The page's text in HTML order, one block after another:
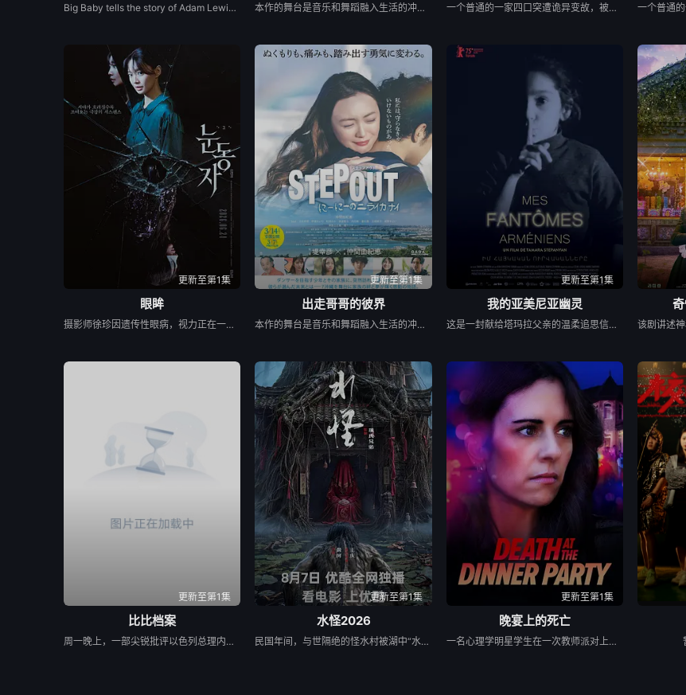
Big Baby tells the story of Adam Lewis, a successful horror screenwriter struggling for inspiration for his latest script. After a graphic and realistic nightmare of a hulking man dressed in a baby mask and onesie who axe murders his girlfriend Kate in the middle of the night, Adam gets the inspiration he needs for his new screenplay. Excited about the direction his story is taking, he starts losing himself in his script. Things are better than ever for Adam and Kate until “Big Baby” starts appearing in real life and tormenting and killing victims fueled by his own revenge. Characters from Adam’s script begin to pay him visits pleading for their lives, and he quickly realizes he holds their fate in his hands. Power and fear completely consume Adam until his girlfriend Kate is terrified of the man she once loved. 本作的舞台是音乐和舞蹈融入生活的冲绳。与母亲朱音、妹妹舞一起生活的照屋踊，憧憬舞蹈学校的丽莎，开始了舞蹈生涯。朱音为了支撑家数在酒吧工作，不擅长与人打交道的舞总是在学校前专心地注视着哥哥的身影。不久，踊与丽莎组成一对，绽放了她的才能。 一个普通的一家四口突遭诡异变故，被困在自家房屋中超过 1000 天无法出门。在资源消耗殆尽与未知神秘威胁的双重逼迫下，一家人必须想方设法联手求生，打破这间禁锢生命的困局。
更新至第1集
眼眸
摄影师徐珍因遗传性眼病，视力正在一天天衰退。双胞胎妹妹徐仁的离奇死亡，被警方定性为自杀，但她笃定其中另有隐情。不顾身边人的劝阻，徐珍顶着逐渐失明的身体状况，执意追查真相。随着调查深入，一股看不见的力量始终如影随形，不断扭曲她的感知，将她拖入恐惧与偏执的深渊。在彻底坠入黑暗之前，她必须揭开妹妹死亡背后的秘密。
更新至第1集
出走哥哥的彼界
本作的舞台是音乐和舞蹈融入生活的冲绳。与母亲朱音、妹妹舞一起生活的照屋踊，憧憬舞蹈学校的丽莎，开始了舞蹈生涯。朱音为了支撑家数在酒吧工作，不擅长与人打交道的舞总是在学校前专心地注视着哥哥的身影。不久，踊与丽莎组成一对，绽放了她的才能。
更新至第1集
我的亚美尼亚幽灵
这是一封献给塔玛拉父亲的温柔追思信，她的父亲曾是苏联亚美尼亚的电影演员。塔玛拉从小就在电视上目睹了他的风采，而她自己后来也成为了一名电影制作人。影片带领观众进行了一场迷人的梦游，穿越亚美尼亚电影历史的景观。
更新至第1集
比比档案
周一晚上，一部尖锐批评以色列总理内塔尼亚胡(Benjamin Netanyahu)的纪录片在多伦多一所爆满的房子前首映，这是TIFF历史上最具爆炸性的纪录片之一，尽管内塔尼亚胡做了最后的努力加以阻止。 由亚历克斯·吉布尼(Alex Gibney)制作、亚历克西斯·布鲁姆(Alexis Bloom)执导的《比比档案》(Bibi Files)包含了内塔尼亚胡因腐败指控接受以色列警方审讯的从未公开的视频，这一调查导致内塔尼亚胡在2019年被起诉。在去年年底泄露给吉布尼的一段视频中，可以看到内塔尼亚胡与审讯人员发生争执，否认他不当接受了包括好莱坞制片人阿农·米尔坎和拉斯维加斯赌场大亨谢尔登·阿德尔森在内的富有支持者的昂贵礼物。警方讯问米尔坎、阿德尔森以及内塔尼亚胡的妻子萨拉和长子亚伊尔的视频也被泄露给吉布尼，并在纪录片中占据重要位置。 周一早些时候，耶路撒冷地方法院驳回了内塔尼亚胡将该片从TIFF放映名单上撤下的企图。总理在诉讼中称，在影片中出演的调查记者、纪录片制片人之一拉维夫·德鲁克(Raviv Drucker)泄露视频违反了以色列法律。但没有证据表明德鲁克是泄密的幕后主使，在首映后，吉布尼明确表示，他不会确定是谁给了他这些材料。在这一点上，他只会说，“一个线人来找我说，‘我有一些录像带’——你在这里看到的审讯视频——‘我想你会对它们感兴趣，也许你可以把它们拍成电影。’”这是在2023年末。我找到了。我看着他们，印象非常深刻。”他说，后来他找了布鲁姆来导演这部电影，布鲁姆曾与他合作过之前的项目。 在纪录片中看到的视频中，紧张的内塔尼亚胡僵硬地坐在桌子后面，面对着至少三名审讯者。当被问及他是否强迫朋友们用高级香槟和顶级雪茄(每盒1000美元)奖励他，以及他是否知道他的妻子收到了米尔坎送的价值4.2万美元的宝石手镯作为礼物时，他经常回答:“我不记得了”。(在影片后期，内塔尼亚胡的朋友谈到他对人名和细节的惊人记忆，含蓄地质疑他在审讯过程中的诚实程度)。 为了这部电影，布鲁姆采访了记者德鲁克，以及其他反对内塔尼亚胡右翼政治的以色列知名人士，还有总理的前家庭工作人员，甚至还有一位老朋友变成的批评者，他说内塔尼亚胡“左倾右倾”。这些观察人士不仅指责内塔尼亚胡严重腐败，还声称他对以色列司法进行了一项极具争议的改革，以逃避司法审判。这部电影表明，针对拟议的司法改革的大规模公众抗议分散了以色列的防御姿态，使该国容易受到哈马斯10月7日野蛮偷袭的攻击。 影片中的几位观察人士声称，内塔尼亚胡对哈马斯采取了“全面胜利”的政策，部分原因是为了安抚他的内阁中极右翼成员，他需要他们的支持才能保持执政联盟的团结。最令人震惊的是，这部纪录片显示，内塔尼亚胡玩忽地抛弃了仍被哈马斯扣押的人质，优先考虑继续袭击，而不是可能导致人质获释的停火谈判。“一场永远的战争符合他的利益，”一位评论家在影片中说——意思是，以色列处于战争状态的时间越长，内塔尼亚胡面临起诉的可能性就越小。另一位观察家评论道:“他想要不稳定。在某种程度上，他需要它。” 如果这幅画像还不够负面的话，布鲁姆告诉TIFF的观众，她从内塔尼亚胡的许多内部人士那里听到了私下谴责他的声音。 “我和内塔尼亚胡非常亲近的人谈过，包括他的前幕僚长，以色列情报机构的前负责人，所有这些身居高位的肌肉发达的人，他们私下和我谈了好几个小时，好几个小时，很多次……他们会说，‘他做的事太可怕了。他太不诚实了，’”布鲁姆回忆道。他说:“他们对内塔尼亚胡的不诚实有着强烈的感觉，以至于他们和我在耶路撒冷的大卫王酒店坐在一起，谈了三个小时，然后什么也没在公开场合说。我认为这是对责任的一种(贬损)。”导演的最后一句话赢得了观众的热烈掌声。 当影片的字幕滚动时，部分观众起立鼓掌(可能占观众总数的三分之一到二分之一)。许多观众似乎对影片对内塔尼亚胡的批评表示同情;一个人打断了问答环节，说:“拿着这部电影，把它空投到以色列上空。因为，否则，我担心人们无法在那里看到它。” 但其他人似乎对吉布尼在谈到内塔尼亚胡时说的话持不同意见。吉布尼说，“我从来没有在这个人身上看到过如此严重的道德腐败。”听了这话，听众中的一个人喊道:“顺便说一下，他还没有被判有罪。”内塔尼亚胡应该在明年接受腐败指控的审判，尽管影片指出，他的法律团队正试图推迟审判，因为总理正在打仗。“他还没有被判有罪，”那人重复道，“所以请准确无误地说。他还没有被判有罪。” 吉布尼绝不是一个畏畏缩缩的人，他反驳道:“我相信我说的是‘道德败坏’。’”TIFF首席纪录片制作人汤姆·鲍尔斯(Thom Powers)主持了问答环节，然后插嘴说:“如果我能要求影院保持秩序就好了。” 《比比档案》(标题指的是内塔尼亚胡的昵称“比比”)正在寻求发行。从技术上讲，它是一部正在进行中的作品，但在介绍这部电影时，鲍尔斯说，除了色彩校正和其他相对美观的后期制作之外，它已经完成了。布鲁姆一直在制作这部电影，直到最后一刻，他还加入了内塔尼亚胡最近在美国国会联席会议上讲话的摘录。她说，既然电影已经举行了全球首映，她将考虑可能的修改。 吉布尼说:“我想说的是，在巨大的压力和极高的速度下，亚历克西斯和他的团队非常迅速地完成了这部电影。”“有那么一刻，你想看这部电影，然后说，‘这能不能有点不同?会有一点不同吗?’但是这部电影是否会改变，或者如何改变，完全取决于亚历克西斯。” 吉布尼说，他希望《比比档案》在TIFF首映，这样潜在的买家就能在节日氛围中看到它。他表示，希望能在短期内将其捡起并及时释放。
更新至第1集
水怪2026
民国年间，与世隔绝的怪水村被湖中“水猴子”所扰。此物实为濒危水栖人猿，能模仿人言诱杀村民。少年水生幼年目睹父亲惨死其手，自此深陷恐惧。村中长老三叔公借祭祀之名行愚昧统治，以活人献祭暂息水怪，却埋下更深祸根。连年暴雨与人为侵扰激怒水猴子，袭击频发。当香兰之弟被食、其父莫叔反抗被杀，香兰决意以身献祭复仇。水生幡然觉醒，不再逃避，联合青年村民布设机关陷阱，假借献祭诱敌。恶战后水怪被擒，却于庆功夜破笼而出，血洗村庄，三叔公亦命丧其口。村民终于醒悟：迷信退让换不来平安。水生断发持叉，率众设伏，以智慧与血勇将水怪斩杀。晨光中，他与香兰相扶而立，唯有直面恐惧、团结抗争，方能驱散千年阴霾，重获新生。
更新至第1集
晚宴上的死亡
一名心理学明星学生在一次教师派对上死亡后，安德莉亚·吉布斯和她的儿子伊桑被卷入了著名教授艾伦·杰克逊的危险操纵之中——一个不惜一切代价掩盖真相的人。